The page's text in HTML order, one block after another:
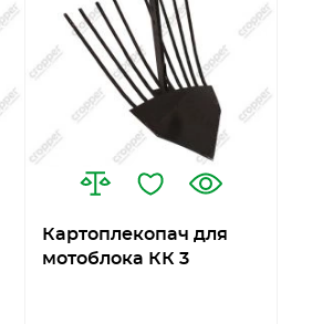
Картоплекопач для
мотоблока КК 3